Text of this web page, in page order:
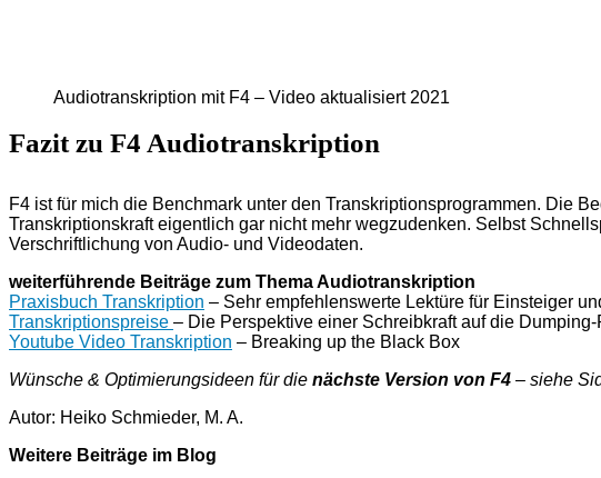
Audiotranskription mit F4 – Video aktualisiert 2021
Fazit zu F4 Audiotranskription
F4 ist für mich die Benchmark unter den Transkriptionsprogrammen. Die
Transkriptionskraft eigentlich gar nicht mehr wegzudenken. Selbst
Verschriftlichung von Audio- und Videodaten.
weiterführende Beiträge zum Thema Audiotranskription
Praxisbuch Transkription – Sehr empfehlenswerte Lektüre für Einsteiger
Transkriptionspreise – Die Perspektive einer Schreibkraft auf die
Youtube Video Transkription – Breaking up the Black Box
Wünsche & Optimierungsideen für die nächste Version von F4 – siehe
Autor: Heiko Schmieder, M. A.
Weitere Beiträge im Blog